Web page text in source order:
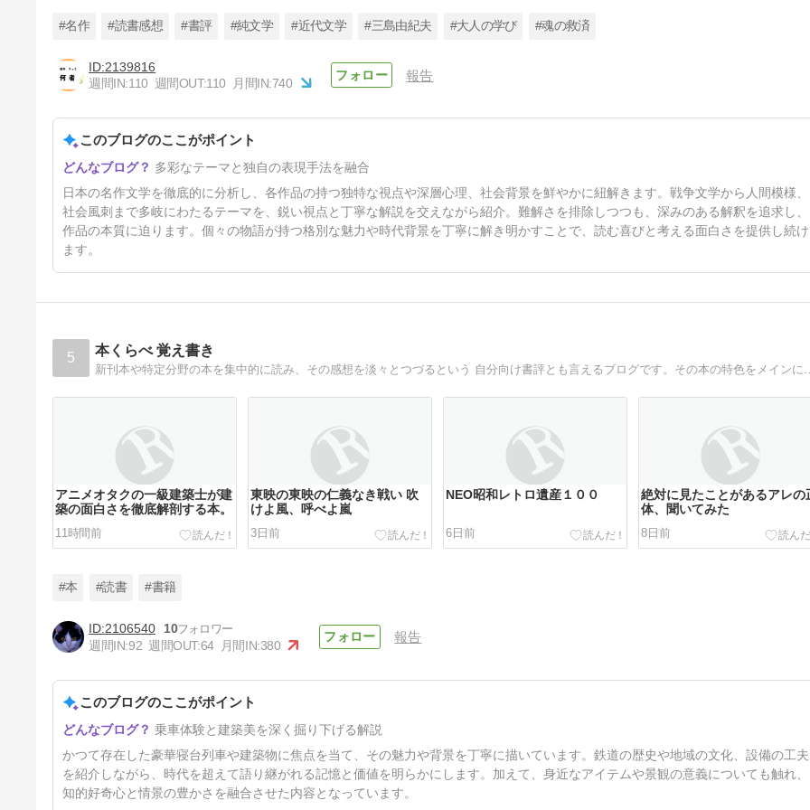
苦悩の物語！天才の挫折と孤独
の傑作
33日前
#名作 #読書感想 #書評 #純文学 #近代文学 #三島由紀夫 #大人の学び #魂の救済
2139816
週間IN:110 週間OUT:110 月間IN:740
報告
このブログのここがポイント
多彩なテーマと独自の表現手法を融合
日本の名作文学を徹底的に分析し、各作品の持つ独特な視点や深層心理、社会背景を鮮やかに紐解きます。戦争文学から人間模様、
社会風刺まで多岐にわたるテーマを、鋭い視点と丁寧な解説を交えながら紹介。難解さを排除しつつも、深みのある解釈を追求し、
作品の本質に迫ります。個々の物語が持つ格別な魅力や時代背景を丁寧に解き明かすことで、読む喜びと考える面白さを提供し続け
ます。
5 本くらべ 覚え書き
アニメオタクの一級建築士が建
築の面白さを徹底解剖する本。
11時間前
東映の東映の仁義なき戦い 吹
けよ風、呼べよ嵐
3日前
NEO昭和レトロ遺産１００
6日前
絶対に見たことがあるアレの
体、聞いてみた
8日前
と観察の力を磨く１９の練習
10日前
#本 #読書 #書籍
2106540
10
週間IN:92 週間OUT:64 月間IN:380
報告
このブログのここがポイント
乗車体験と建築美を深く掘り下げる解説
かつて存在した豪華寝台列車や建築物に焦点を当て、その魅力や背景を丁寧に描いています。鉄道の歴史や地域の文化、設備の工夫
を紹介しながら、時代を超えて語り継がれる記憶と価値を明らかにします。加えて、身近なアイテムや景観の意義についても触れ、
知的好奇心と情景の豊かさを融合させた内容となっています。